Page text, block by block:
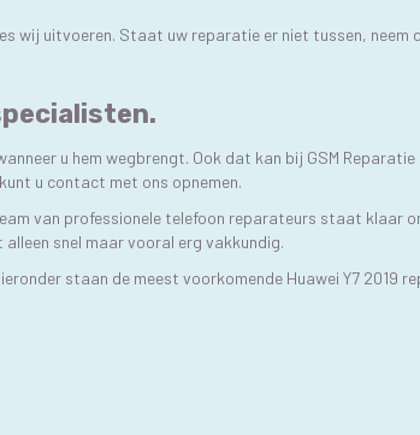
wij uitvoeren. Staat uw reparatie er niet tussen, neem
u hem wegbrengt. Ook dat kan bij GSM
u contact met ons opnemen.
van professionele telefoon reparateurs staat klaar
snel maar vooral erg vakkundig.
staan de meest voorkomende Huawei Y7 2019